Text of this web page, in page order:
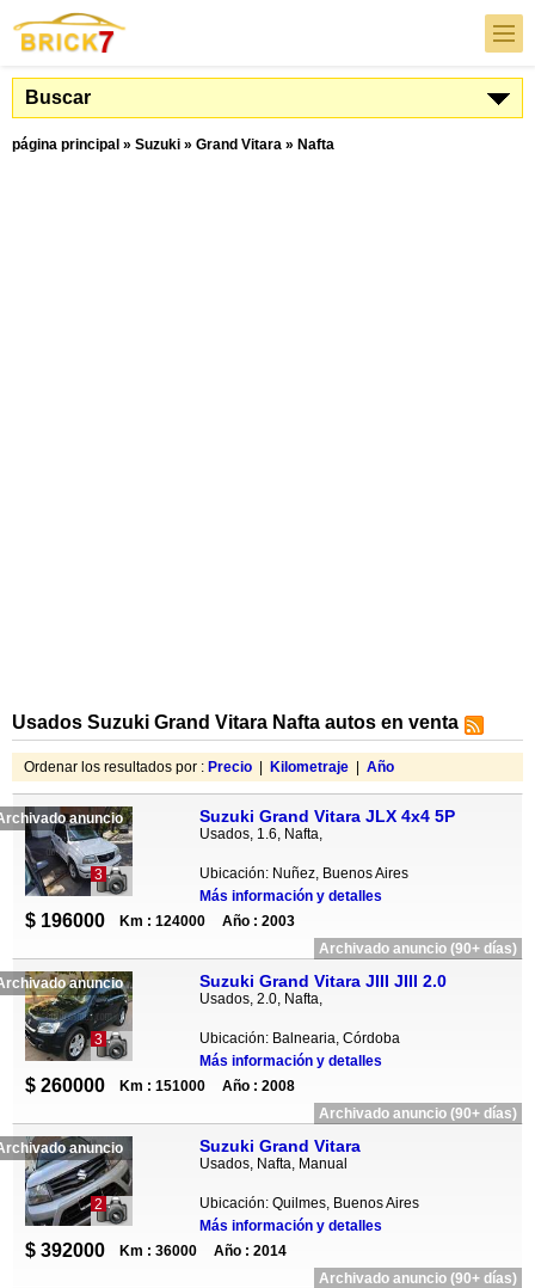
Buscar
página principal » Suzuki » Grand Vitara » Nafta
Usados Suzuki Grand Vitara Nafta autos en venta
Ordenar los resultados por : Precio Kilometraje Año
anuncio
3
Suzuki Grand Vitara JLX 4x4 5P
Usados, 1.6, Nafta,
Ubicación: Nuñez, Buenos Aires
Más información y detalles
$ 196000 Km : 124000
Año : 2003
Archivado anuncio (90+ días)
anuncio
3
Suzuki Grand Vitara JIII JIII 2.0
Usados, 2.0, Nafta,
Ubicación: Balnearia, Córdoba
Más información y detalles
$ 260000 Km : 151000
Año : 2008
Archivado anuncio (90+ días)
anuncio
2
Suzuki Grand Vitara
Usados, Nafta, Manual
Ubicación: Quilmes, Buenos Aires
Más información y detalles
$ 392000 Km : 36000
Año : 2014
Archivado anuncio (90+ días)